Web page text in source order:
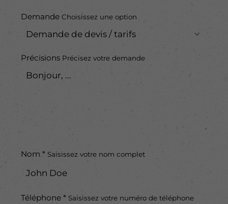
Demande Choisissez une option
Précisions Précisez votre demande
Nom * Saisissez votre nom complet
Téléphone * Saisissez votre numéro de téléphone